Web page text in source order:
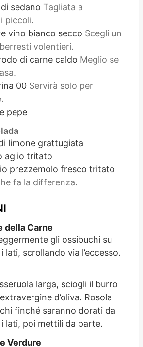
sedano Tagliata a
piccoli.
vino bianco secco Scegli un
volentieri.
di carne caldo Meglio se
00 Servirà solo per
pepe
limone grattugiata
aglio tritato
prezzemolo fresco tritato
fa la differenza.
della Carne
gli ossibuchi su
lati, scrollando via l’eccesso.
larga, sciogli il burro
d’oliva. Rosola
finché saranno dorati da
lati, poi mettili da parte.
Verdure